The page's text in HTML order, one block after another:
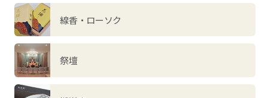
線香・ローソク
祭壇